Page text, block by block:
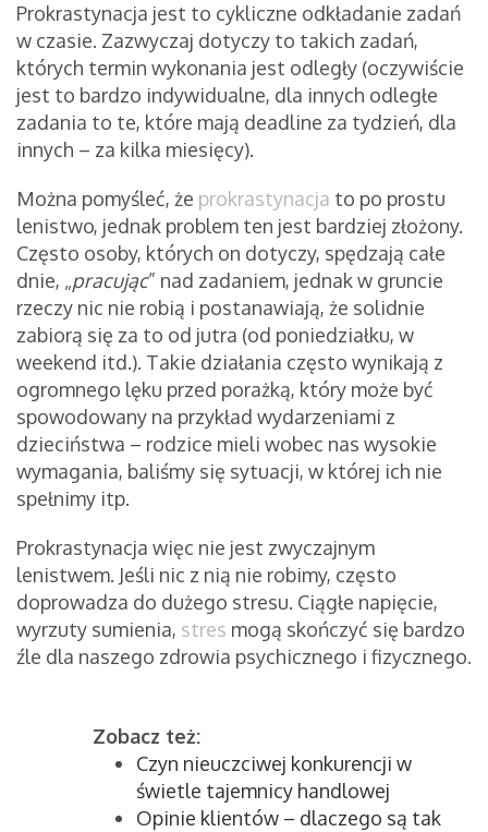
Prokrastynacja jest to cykliczne odkładanie zadań
w czasie. Zazwyczaj dotyczy to takich zadań,
których termin wykonania jest odległy (oczywiście
jest to bardzo indywidualne, dla innych odległe
zadania to te, które mają deadline za tydzień, dla
innych – za kilka miesięcy).
Można pomyśleć, że prokrastynacja to po prostu
lenistwo, jednak problem ten jest bardziej złożony.
Często osoby, których on dotyczy, spędzają całe
dnie, „pracując” nad zadaniem, jednak w gruncie
rzeczy nic nie robią i postanawiają, że solidnie
zabiorą się za to od jutra (od poniedziałku, w
weekend itd.). Takie działania często wynikają z
ogromnego lęku przed porażką, który może być
spowodowany na przykład wydarzeniami z
dzieciństwa – rodzice mieli wobec nas wysokie
wymagania, baliśmy się sytuacji, w której ich nie
spełnimy itp.
Prokrastynacja więc nie jest zwyczajnym
lenistwem. Jeśli nic z nią nie robimy, często
doprowadza do dużego stresu. Ciągłe napięcie,
wyrzuty sumienia, stres mogą skończyć się bardzo
źle dla naszego zdrowia psychicznego i fizycznego.
Zobacz też:
Czyn nieuczciwej konkurencji w
świetle tajemnicy handlowej
Opinie klientów – dlaczego są tak